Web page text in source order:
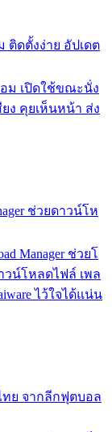
ติดตั้งง่าย อัปเดต
ม เปิดใช้ขณะนั่ง
ง คุยเห็นหน้า ส่ง
ช่วยดาวน์โห
Manager ช่วยโ
วน์โหลดไฟล์ เพล
ไว้ใจได้แน่น
ทย จากลีกฟุตบอล